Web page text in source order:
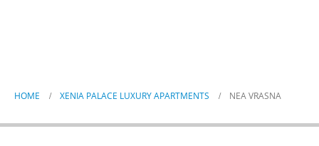
HOME XENIA PALACE LUXURY APARTMENTS NEA VRASNA